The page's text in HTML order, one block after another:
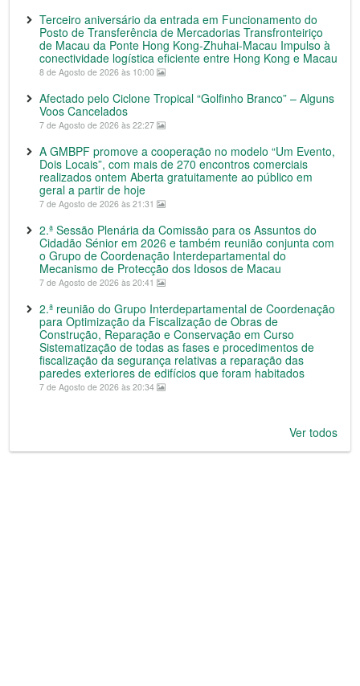
Terceiro aniversário da entrada em Funcionamento do
Posto de Transferência de Mercadorias Transfronteiriço
de Macau da Ponte Hong Kong-Zhuhai-Macau Impulso à
conectividade logística eficiente entre Hong Kong e Macau
8 de Agosto de 2026 às 10:00
Afectado pelo Ciclone Tropical “Golfinho Branco” – Alguns
Voos Cancelados
7 de Agosto de 2026 às 22:27
A GMBPF promove a cooperação no modelo “Um Evento,
Dois Locais”, com mais de 270 encontros comerciais
realizados ontem Aberta gratuitamente ao público em
geral a partir de hoje
7 de Agosto de 2026 às 21:31
2.ª Sessão Plenária da Comissão para os Assuntos do
Cidadão Sénior em 2026 e também reunião conjunta com
o Grupo de Coordenação Interdepartamental do
Mecanismo de Protecção dos Idosos de Macau
7 de Agosto de 2026 às 20:41
2.ª reunião do Grupo Interdepartamental de Coordenação
para Optimização da Fiscalização de Obras de
Construção, Reparação e Conservação em Curso
Sistematização de todas as fases e procedimentos de
fiscalização da segurança relativas a reparação das
paredes exteriores de edifícios que foram habitados
7 de Agosto de 2026 às 20:34
Ver todos